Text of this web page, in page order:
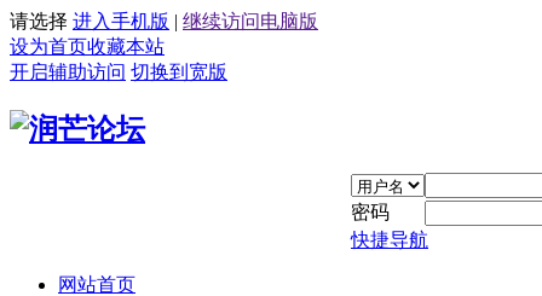
请选择 进入手机版 | 继续访问电脑版
设为首页收藏本站
开启辅助访问 切换到宽版
密码
快捷导航
网站首页